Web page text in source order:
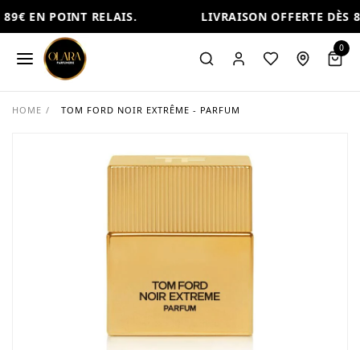
EN POINT RELAIS. LIVRAISON OFFERTE DÈS
0
HOME / TOM FORD NOIR EXTRÊME - PARFUM